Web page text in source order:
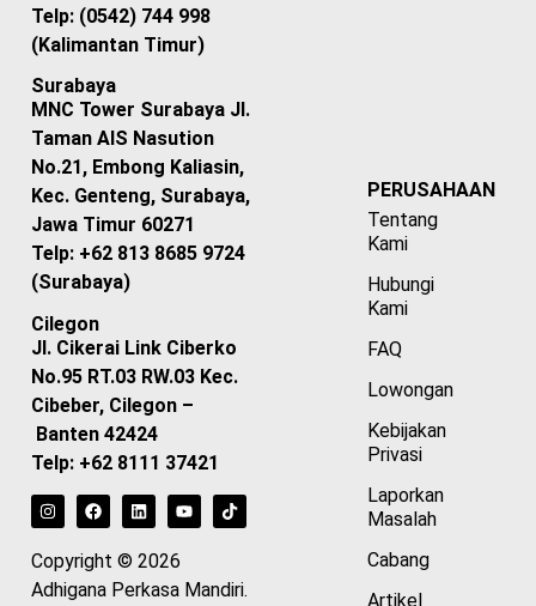
Telp: (0542) 744 998
(Kalimantan Timur)
Surabaya
MNC Tower Surabaya Jl.
Taman AIS Nasution
No.21, Embong Kaliasin,
Kec. Genteng, Surabaya,
Jawa Timur 60271
Telp: +62 813 8685 9724
(Surabaya)
Cilegon
Jl. Cikerai Link Ciberko
No.95 RT.03 RW.03 Kec.
Cibeber, Cilegon –
Banten 42424
Telp: +62 8111 37421
Copyright © 2026
Adhigana Perkasa Mandiri.
PERUSAHAAN
Tentang
Kami
Hubungi
Kami
FAQ
Lowongan
Kebijakan
Privasi
Laporkan
Masalah
Cabang
Artikel